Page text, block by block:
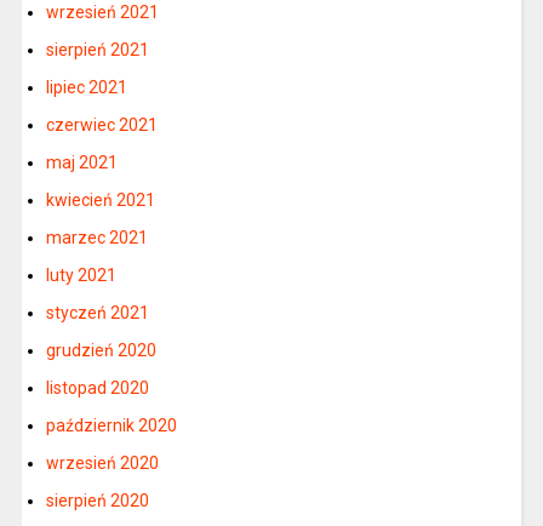
wrzesień 2021
sierpień 2021
lipiec 2021
czerwiec 2021
maj 2021
kwiecień 2021
marzec 2021
luty 2021
styczeń 2021
grudzień 2020
listopad 2020
październik 2020
wrzesień 2020
sierpień 2020